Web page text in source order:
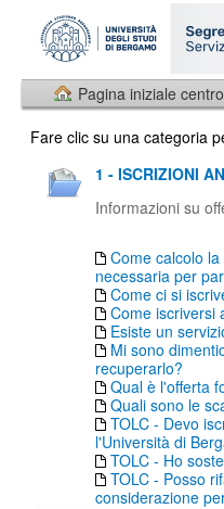
Pagina iniziale
Fare clic su una categoria
1 - ISCRIZIONI
Informazioni su
Come calcolo
necessaria per
Come ci si
Come iscriversi
Esiste un
Mi sono
recuperarlo?
Qual è l'offerta
Quali sono le
TOLC - Devo
l'Università di
TOLC - Ho
TOLC - Posso
considerazione